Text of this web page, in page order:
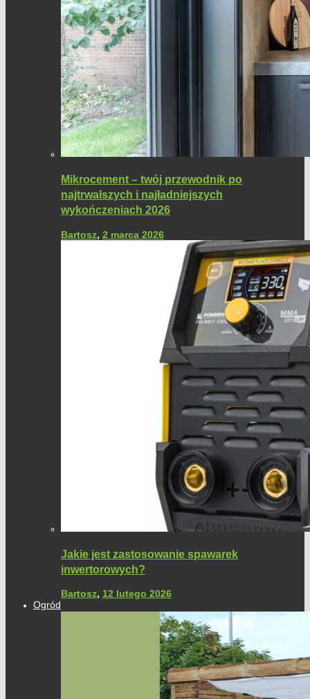
Mikrocement – twój przewodnik po
najtrwalszych i najładniejszych
wykończeniach 2026
Bartosz, 2 marca 2026
Jakie jest zastosowanie spawarek
inwertorowych?
Bartosz, 12 lutego 2026
Ogród